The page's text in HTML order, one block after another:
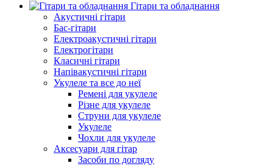
Гітари та обладнання
Акустичні гітари
Бас-гітари
Електроакустичні гітари
Електрогітари
Класичні гітари
Напівакустичні гітари
Укулеле та все до неї
Ремені для укулеле
Різне для укулеле
Струни для укулеле
Укулеле
Чохли для укулеле
Аксесуари для гітар
Засоби по догляду